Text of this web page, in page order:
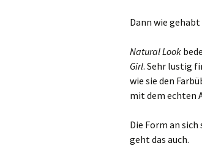
Dann wie
Natural Look
Girl. Sehr lustig
wie sie den
mit dem echten
Die Form an
geht das auch.